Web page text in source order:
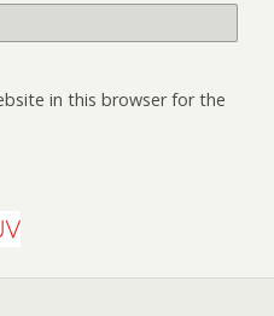
in this browser for the